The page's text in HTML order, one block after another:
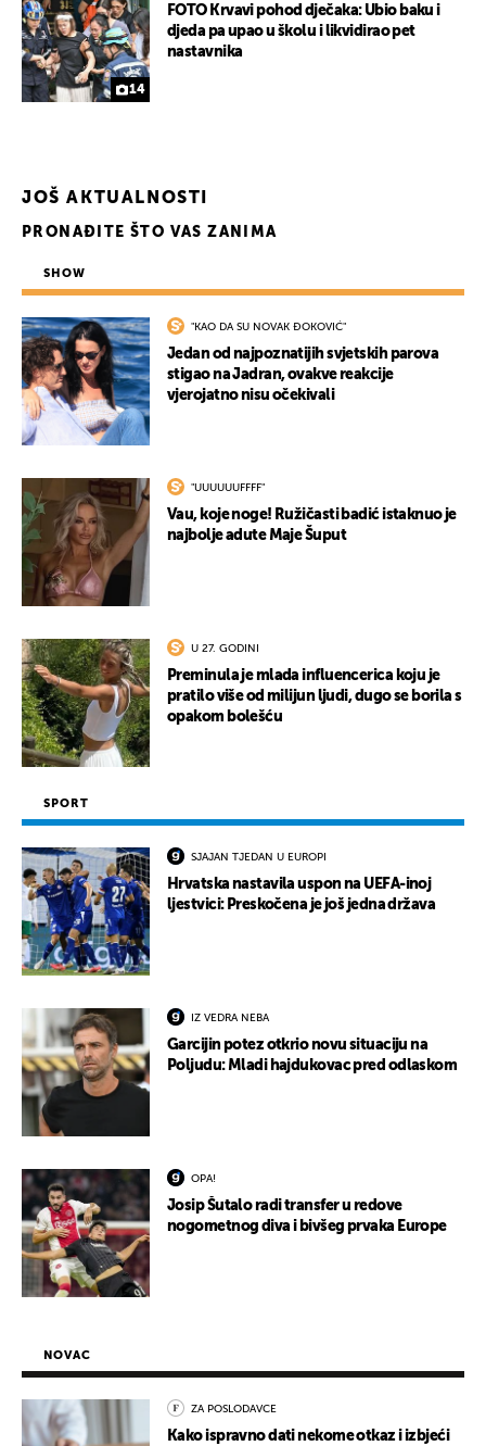
14
FOTO Krvavi pohod dječaka: Ubio baku i
djeda pa upao u školu i likvidirao pet
nastavnika
JOŠ AKTUALNOSTI
PRONAĐITE ŠTO VAS ZANIMA
SHOW
"KAO DA SU NOVAK ĐOKOVIĆ"
Jedan od najpoznatijih svjetskih parova
stigao na Jadran, ovakve reakcije
vjerojatno nisu očekivali
"UUUUUUFFFF"
Vau, koje noge! Ružičasti badić istaknuo je
najbolje adute Maje Šuput
U 27. GODINI
Preminula je mlada influencerica koju je
pratilo više od milijun ljudi, dugo se borila s
opakom bolešću
SPORT
SJAJAN TJEDAN U EUROPI
Hrvatska nastavila uspon na UEFA-inoj
ljestvici: Preskočena je još jedna država
IZ VEDRA NEBA
Garcijin potez otkrio novu situaciju na
Poljudu: Mladi hajdukovac pred odlaskom
OPA!
Josip Šutalo radi transfer u redove
nogometnog diva i bivšeg prvaka Europe
NOVAC
ZA POSLODAVCE
Kako ispravno dati nekome otkaz i izbjeći